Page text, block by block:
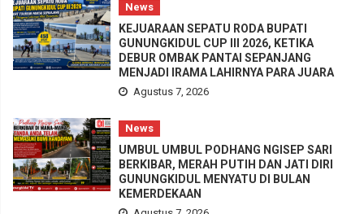
News
KEJUARAAN SEPATU RODA BUPATI
GUNUNGKIDUL CUP III 2026, KETIKA
DEBUR OMBAK PANTAI SEPANJANG
MENJADI IRAMA LAHIRNYA PARA JUARA
Agustus 7, 2026
News
UMBUL UMBUL PODHANG NGISEP SARI
BERKIBAR, MERAH PUTIH DAN JATI DIRI
GUNUNGKIDUL MENYATU DI BULAN
KEMERDEKAAN